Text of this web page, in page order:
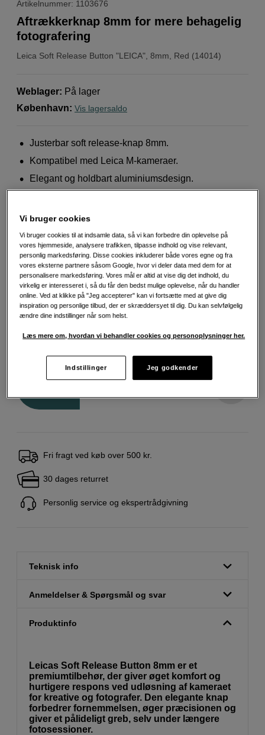
Artikelnummer: 1103676
Leica Soft Release Button "LEICA", 8mm, Red (14014)
Aftrækkerknap 8mm for mere behagelig
fotografering
Weblager: På lager
København: Vis lagersaldo
Justerbar soft release-knap 8mm.
Kompatibel med Leica M-kameraer.
Elegant og holdbart aluminiumsdesign.
Vælg farve
Grå Rød Sort
Læg i indkøbskurv
Fri fragt ved køb over 500 kr.
30 dages returret
Personlig service og ekspertrådgivning
Teknisk info
Anmeldelser & Spørgsmål og svar
Produktinfo
Leicas Soft Release Button 8mm er et
premiumtilbehør, der giver øget komfort og
hurtigere respons ved udløsning af kameraet
for kreative og fotografer. Den elegante knap
forbedrer fornemmelsen, øger præcisionen og
giver et pålideligt greb, selv under længere
fotosessioner.
Vi bruger cookies
Vi bruger cookies til at indsamle data, så vi kan forbedre din oplevelse på
vores hjemmeside, analysere trafikken, tilpasse indhold og vise relevant,
personlig markedsføring. Disse cookies inkluderer både vores egne og fra
vores eksterne partnere såsom Google, hvor vi deler data med dem for at
personalisere markedsføring. Vores mål er altid at vise dig det indhold, du
virkelig er interesseret i, så du får den bedst mulige oplevelse, når du handler
online. Ved at klikke på "Jeg accepterer" kan vi fortsætte med at give dig
inspiration og personlige tilbud, der er skræddersyet til dig. Du kan selvfølgelig
ændre dine indstillinger når som helst.
Læs mere om, hvordan vi behandler cookies og personoplysninger her.
Indstillinger Jeg godkender